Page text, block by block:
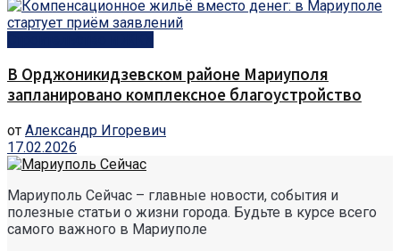
В Орджоникидзевском районе Мариуполя
запланировано комплексное благоустройство
от Александр Игоревич
17.02.2026
Мариуполь Сейчас – главные новости, события и
полезные статьи о жизни города. Будьте в курсе всего
самого важного в Мариуполе